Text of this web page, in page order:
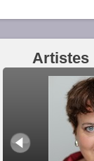
Artistes